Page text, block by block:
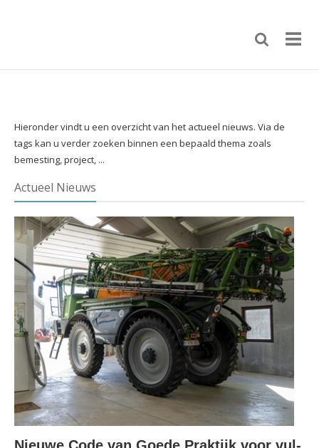
Hieronder vindt u een overzicht van het actueel nieuws. Via de
tags kan u verder zoeken binnen een bepaald thema zoals
bemesting, project, ...
Actueel Nieuws